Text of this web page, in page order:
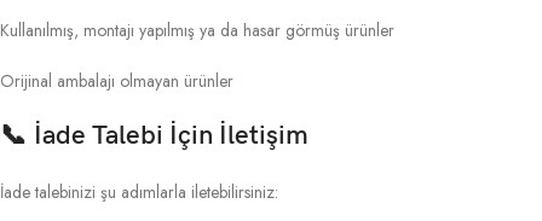
Kullanılmış, montajı yapılmış ya da hasar görmüş ürünler
Orijinal ambalajı olmayan ürünler
📞 İade Talebi İçin İletişim
İade talebinizi şu adımlarla iletebilirsiniz: